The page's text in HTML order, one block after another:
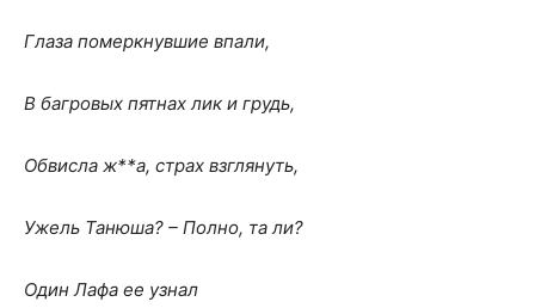
Глаза померкнувшие впали,
В багровых пятнах лик и грудь,
Обвисла ж**а, страх взглянуть,
Ужель Танюша? – Полно, та ли?
Один Лафа ее узнал